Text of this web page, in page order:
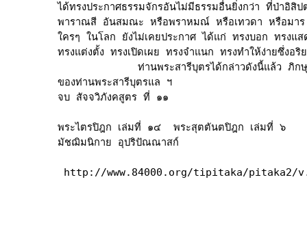
ได้ทรงประกาศธรรมจักรอันไม่มีธรรมอื่นยิ่งกว่า ที่ป่าอิสิ
พาราณสี อันสมณะ หรือพราหมณ์ หรือเทวดา หรือมา
ใครๆ ในโลก ยังไม่เคยประกาศ ได้แก่ ทรงบอก ทรงแ
ทรงแต่งตั้ง ทรงเปิดเผย ทรงจำแนก ทรงทำให้ง่ายซึ่ง
ท่านพระสารีบุตรได้กล่าวดังนี้แล้ว ภิ
ของท่านพระสารีบุตรแล ฯ
จบ สัจจวิภังคสูตร ที่ ๑๑
พระไตรปิฎก เล่มที่ ๑๔  พระสุตตันตปิฎก เล่มที่ ๖
มัชฌิมนิกาย อุปริปัณณาสก์